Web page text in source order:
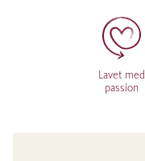
Lavet med
passion